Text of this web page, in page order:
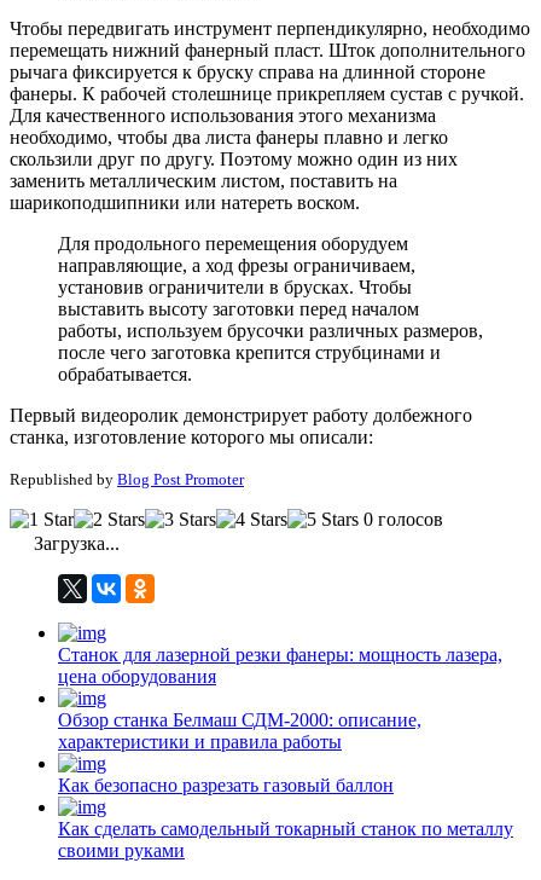
Чтобы передвигать инструмент перпендикулярно, необходимо
перемещать нижний фанерный пласт. Шток дополнительного
рычага фиксируется к бруску справа на длинной стороне
фанеры. К рабочей столешнице прикрепляем сустав с ручкой.
Для качественного использования этого механизма
необходимо, чтобы два листа фанеры плавно и легко
скользили друг по другу. Поэтому можно один из них
заменить металлическим листом, поставить на
шарикоподшипники или натереть воском.
Для продольного перемещения оборудуем
направляющие, а ход фрезы ограничиваем,
установив ограничители в брусках. Чтобы
выставить высоту заготовки перед началом
работы, используем брусочки различных размеров,
после чего заготовка крепится струбцинами и
обрабатывается.
Первый видеоролик демонстрирует работу долбежного
станка, изготовление которого мы описали:
Republished by Blog Post Promoter
0 голосов
Загрузка...
Станок для лазерной резки фанеры: мощность лазера,
цена оборудования
Обзор станка Белмаш СДМ-2000: описание,
характеристики и правила работы
Как безопасно разрезать газовый баллон
Как сделать самодельный токарный станок по металлу
своими руками